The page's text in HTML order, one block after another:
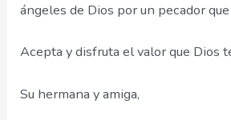
ángeles de Dios por un pecador
Acepta y disfruta el valor que Dios
Su hermana y amiga,